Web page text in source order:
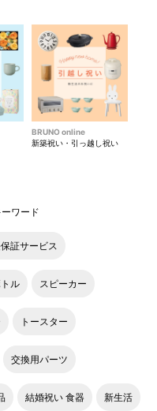
様
ヤルの形状変更とローレ
（滑り止めの凹凸）を追
しました。
様
ました。
BRUNO online
新築祝い・引っ越し祝い
ワード
証サービス
ル スピーカー
トースター
交換用パーツ
結婚祝い 食器 新生活